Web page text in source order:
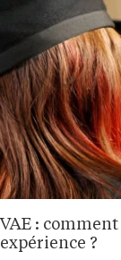
VAE :
expérience ?